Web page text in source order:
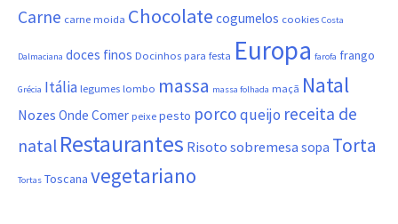
Carne carne moida Chocolate cogumelos cookies Costa
Dalmaciana doces finos Docinhos para festa Europa farofa frango
Grécia Itália legumes lombo massa massa folhada maçã Natal
Nozes Onde Comer peixe pesto porcoqueijo receita de
natal Restaurantes Risoto sobremesa sopa Torta
Tortas Toscana vegetariano